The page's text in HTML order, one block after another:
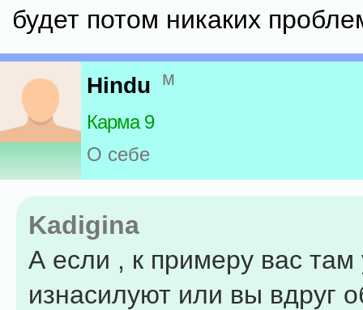
будет потом никаких
Hindu м
Карма 9
О себе
Kadigina
А если , к примеру вас там
изнасилуют или вы вдруг